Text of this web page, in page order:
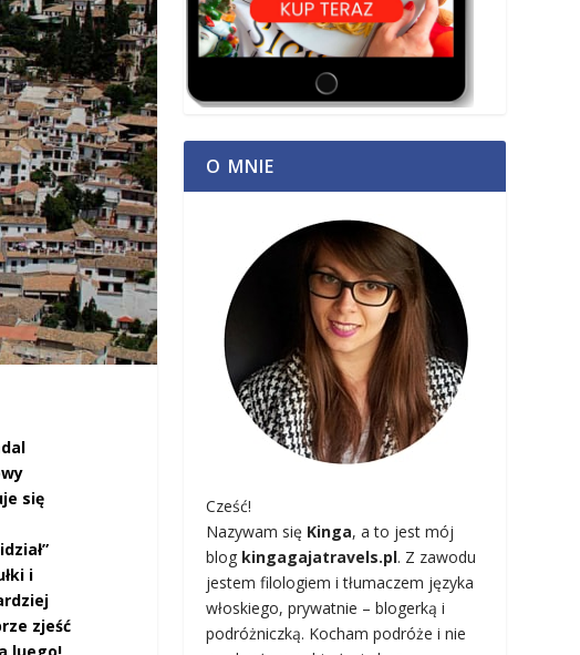
się
i
zjeść
luego!
O MNIE
Cześć!
Nazywam się Kinga, a to jest mój
blog kingagajatravels.pl. Z zawodu
jestem filologiem i tłumaczem języka
włoskiego, prywatnie – blogerką i
podróżniczką. Kocham podróże i nie